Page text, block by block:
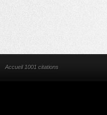
Accueil 1001 citations